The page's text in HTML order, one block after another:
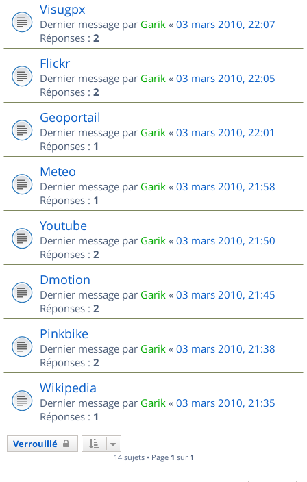
Visugpx
Dernier message par Garik « 03 mars 2010, 22:07
Réponses : 2
Flickr
Dernier message par Garik « 03 mars 2010, 22:05
Réponses : 2
Geoportail
Dernier message par Garik « 03 mars 2010, 22:01
Réponses : 1
Meteo
Dernier message par Garik « 03 mars 2010, 21:58
Réponses : 1
Youtube
Dernier message par Garik « 03 mars 2010, 21:50
Réponses : 2
Dmotion
Dernier message par Garik « 03 mars 2010, 21:45
Réponses : 2
Pinkbike
Dernier message par Garik « 03 mars 2010, 21:38
Réponses : 2
Wikipedia
Dernier message par Garik « 03 mars 2010, 21:35
Réponses : 1
Verrouillé
14 sujets • Page 1 sur 1